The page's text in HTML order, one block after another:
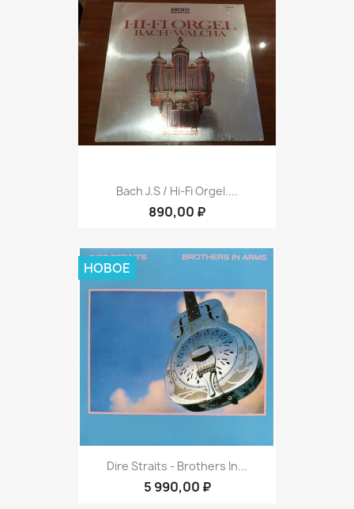
Bach J.S / Hi-Fi Orgel....
890,00 ₽
Dire Straits - Brothers In...
5 990,00 ₽
НОВОЕ